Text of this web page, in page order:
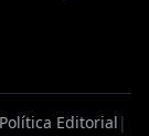
Política Editorial |